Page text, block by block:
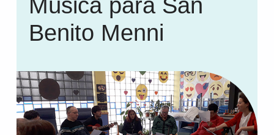
Música para San
Benito Menni